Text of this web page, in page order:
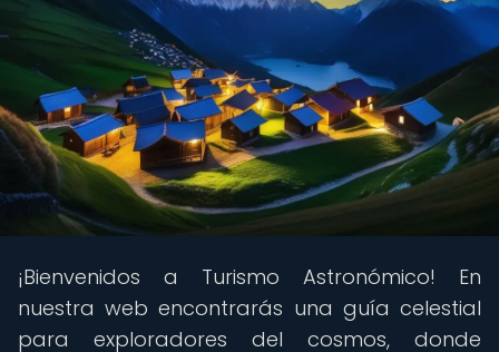
¡Bienvenidos a Turismo Astronómico! En
nuestra web encontrarás una guía celestial
para exploradores del cosmos, donde